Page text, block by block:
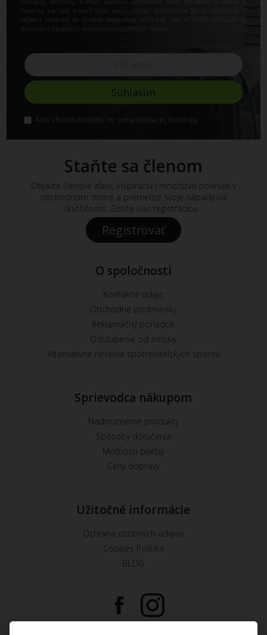
novinky na Váš e-mail Vám budú chodiť maximálne 2x do mesiaca. Z
odberu noviniek sa môžete kedykoľvek odhl.ásiť. Viac o Vašich právach sa
dozviete v
zásadách spracúvania osobných údajov
Áno chcem novinky zo sveta tieniacej techniky.
Staňte sa členom
Objavte členské zľavy, inšpiráciu i množstvo noviniek v
obchodnom dome a premeňte svoje nápady na
skutočnosť. Zistite viac registráciou...
Registrovať
O spoločnosti
Kontakné údaje
Obchodné podmienky
Reklamačný poriadok
Odstúpenie od zmluvy
Alternatívne riešenie spotrebiteľských sporov
Sprievodca nákupom
Nadrozmerné produkty
Spôsoby doručenia
Možnosti platby
Ceny dopravy
Užitočné informácie
Ochrana osobných údajov
Cookies Politika
BLOG